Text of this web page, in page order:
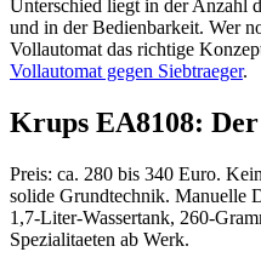
Unterschied liegt in der Anzahl
und in der Bedienbarkeit. Wer
Vollautomat das richtige
Vollautomat gegen Siebtraeger.
Krups EA8108:
Preis: ca. 280 bis 340 Euro.
solide Grundtechnik. Manuelle
1,7-Liter-Wassertank, 260-
Spezialitaeten ab Werk.